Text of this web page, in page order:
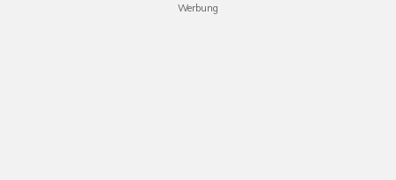
Werbung